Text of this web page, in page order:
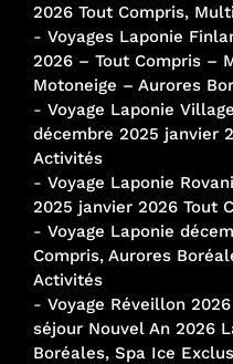
2026 Tout Compris,
- Voyages Laponie
2026 – Tout Compris –
Motoneige – Aurores
- Voyage Laponie
décembre 2025 janvier
Activités
- Voyage Laponie
2025 janvier 2026 Tout
- Voyage Laponie
Compris, Aurores
Activités
- Voyage Réveillon
séjour Nouvel An 2026
Boréales, Spa Ice